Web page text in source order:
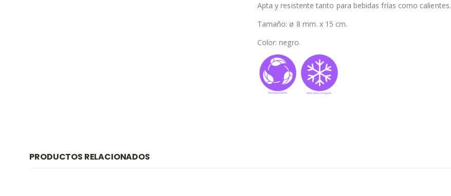
Apta y resistente tanto para bebidas frías como calientes.
Tamaño: ø 8 mm. x 15 cm.
Color: negro.
PRODUCTOS RELACIONADOS